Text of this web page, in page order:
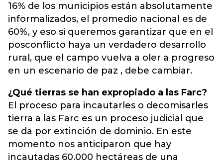
16% de los municipios están absolutamente
informalizados, el promedio nacional es de
60%, y eso si queremos garantizar que en el
posconflicto haya un verdadero desarrollo
rural, que el campo vuelva a oler a progreso
en un escenario de paz , debe cambiar.
¿Qué tierras se han expropiado a las Farc?
El proceso para incautarles o decomisarles
tierra a las Farc es un proceso judicial que
se da por extinción de dominio. En este
momento nos anticiparon que hay
incautadas 60.000 hectáreas de una